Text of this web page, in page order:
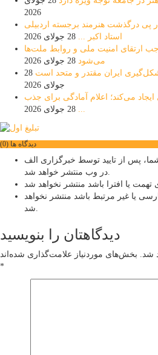
2026
در پی درگذشت هنرمند برجسته اردبیلی
استاد اکبر ...
28 جولای 2026
ارتقای امنیت ملی و روابط ملت‌ها
می‌شود 28 جولای 2026
ایران مقتدر و متحد است 28
جولای 2026
۵۰ هکتاری ایجاد می‌کند؛ اعلام آمادگی برای جذب
28 جولای 2026
دیدگاه ها (0)
پس از تایید توسط خبرگزاری الف
یا غیر مرتبط باشد منتشر نخواهد
دیدگاهتان را بنویسید
شد.
بخش‌های موردنیاز علامت‌گذاری شده‌اند
*